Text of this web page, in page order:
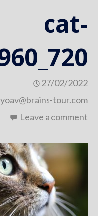
cat-
27/02/2022
yoav@brains-tour.com
Leave a comment